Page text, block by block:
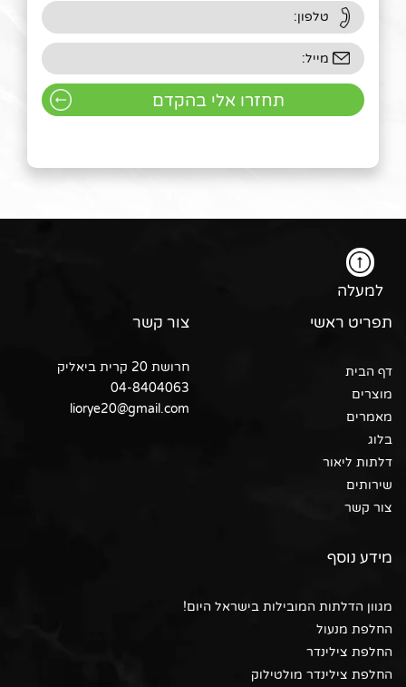
חפשו באתר
למעלה
תפריט ראשי
דף הבית
מוצרים
מאמרים
בלוג
דלתות ליאור
שירותים
צור קשר
מידע נוסף
מגוון הדלתות המובילות בישראל היום!
החלפת מנעול
החלפת צילינדר
החלפת צילינדר מולטילוק
צור קשר
חרושת 20 קרית ביאליק
04-8404063
liorye20@gmail.com